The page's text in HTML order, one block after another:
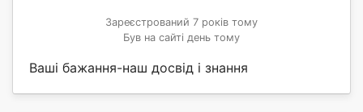
Зареєстрований 7 років тому
Був на сайті день тому
Ваші бажання-наш досвід і знання